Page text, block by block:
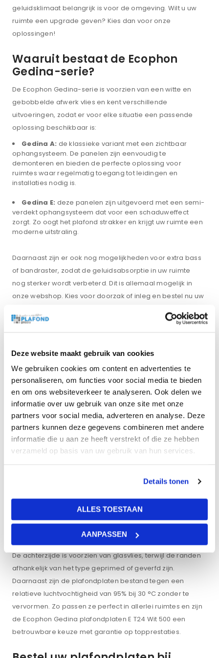
Deze website maakt gebruik van cookies
We gebruiken cookies om content en advertenties te
personaliseren, om functies voor social media te bieden
en om ons websiteverkeer te analyseren. Ook delen we
informatie over uw gebruik van onze site met onze
partners voor social media, adverteren en analyse. Deze
partners kunnen deze gegevens combineren met andere
informatie die u aan ze heeft verstrekt of die ze hebben
verzameld op basis van uw gebruik van hun services.
Details tonen
ALLES TOESTAAN
AANPASSEN
geluidsklimaat belangrijk is voor de omgeving. Wilt u uw
ruimte een upgrade geven? Kies dan voor onze
oplossingen!
Waaruit bestaat de Ecophon
Gedina-serie?
De Ecophon Gedina-serie is voorzien van een witte en
gebobbelde afwerk vlies en kent verschillende
uitvoeringen, zodat er voor elke situatie een passende
oplossing beschikbaar is:
Gedina A: de klassieke variant met een zichtbaar
ophangsysteem. De panelen zijn eenvoudig te
demonteren en bieden de perfecte oplossing voor
ruimtes waar regelmatig toegang tot leidingen en
installaties nodig is.
Gedina E: deze panelen zijn uitgevoerd met een semi-
verdekt ophangsysteem dat voor een schaduweffect
zorgt. Zo oogt het plafond strakker en krijgt uw ruimte een
moderne uitstraling.
Daarnaast zijn er ook nog mogelijkheden voor extra bass
of bandraster, zodat de geluidsabsorptie in uw ruimte
nog sterker wordt verbeterd. Dit is allemaal mogelijk in
onze webshop. Kies voor doorzak of inleg en bestel nu uw
afmetingen.
Eigenschappen van Gedina
plafondplaten 600x600x15mm
doorzak
De basis van elke Ecophon Gedina plaat bestaat uit
glaswol met een hoge dichtheid. Dit materiaal staat
bekend om zijn lichte gewicht en sterke geluidsabsorptie.
In combinatie met de Akutex™ T afwerking ontstaat een
oppervlak dat geluid effectief doorlaat naar de kern,
waardoor een absorptieklasse A wordt behaald. Zo wordt
enorm verbeterd. De zichtzijde van de platen heeft een
84%. Dit draagt bij aan een aangename ruimtebeleving
De achterzijde is voorzien van glasvlies, terwijl de randen
afhankelijk van het type geprimed of geverfd zijn.
Daarnaast zijn de plafondplaten bestand tegen een
relatieve luchtvochtigheid van 95% bij 30 °C zonder te
vervormen. Zo passen ze perfect in allerlei ruimtes en zijn
de Ecophon Gedina plafondplaten E T24 Wit 500 een
betrouwbare keuze met garantie op topprestaties.